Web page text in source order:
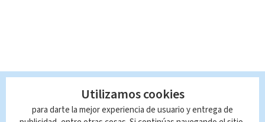
Utilizamos cookies
para darte la mejor experiencia de usuario y entrega de